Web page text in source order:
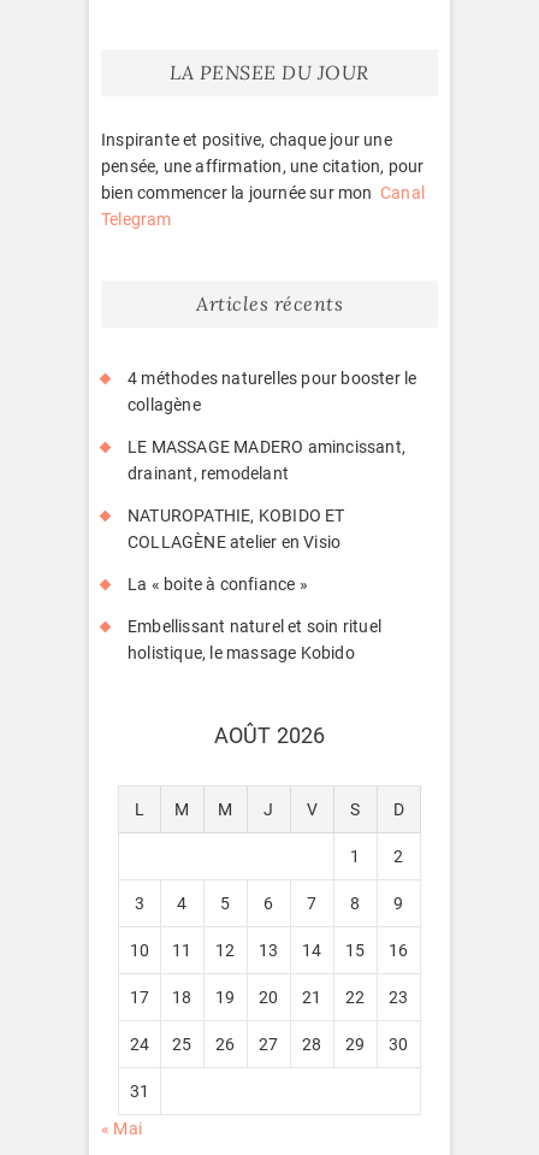
LA PENSEE DU JOUR
Inspirante et positive, chaque jour une
pensée, une affirmation, une citation, pour
bien commencer la journée sur mon Canal
Telegram
Articles récents
4 méthodes naturelles pour booster le
collagène
LE MASSAGE MADERO amincissant,
drainant, remodelant
NATUROPATHIE, KOBIDO ET
COLLAGÈNE atelier en Visio
La « boite à confiance »
Embellissant naturel et soin rituel
holistique, le massage Kobido
AOÛT 2026
L M M J V S D
1 2
3 4 5 6 7 8 9
10 11 12 13 14 15 16
17 18 19 20 21 22 23
24 25 26 27 28 29 30
31
« Mai